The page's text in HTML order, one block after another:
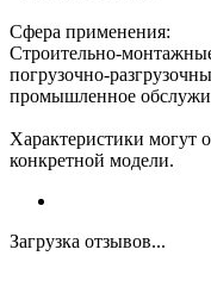
Сфера применения:
Строительно-
погрузочно-
промышленное
Характеристики могут
конкретной модели.
Загрузка отзывов...